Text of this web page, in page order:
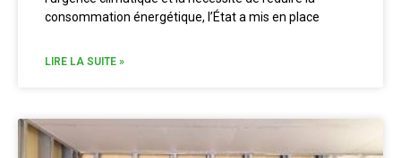
consommation énergétique, l’État a mis en place
LIRE LA SUITE »